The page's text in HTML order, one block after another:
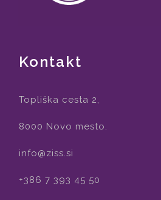
Kontakt
Topliška cesta 2,
8000 Novo mesto.
info@ziss.si
+386 7 393 45 50